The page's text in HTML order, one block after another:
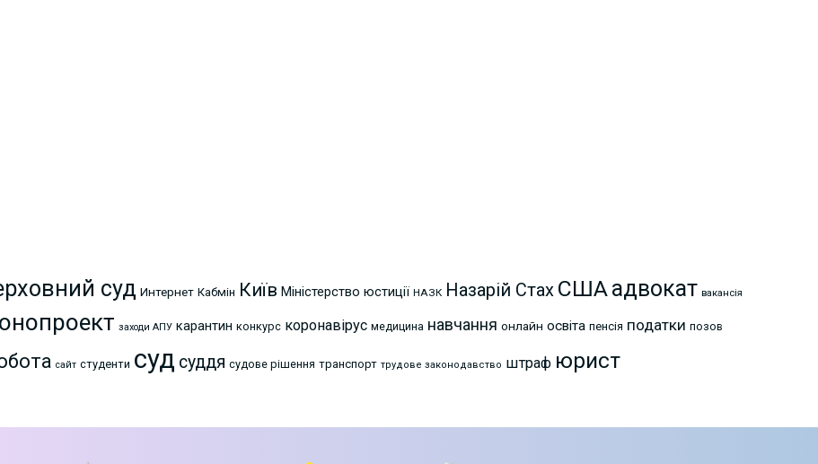
суд Интернет Кабмін Київ Міністерство юстиції НАЗК Назарій Стах СШАадвокат вакансія
заходи АПУ карантин конкурс коронавірус медицина навчання онлайн освіта пенсія податки позов
сайт студенти суд суддя судове рішення транспорт трудове законодавство штраф юрист